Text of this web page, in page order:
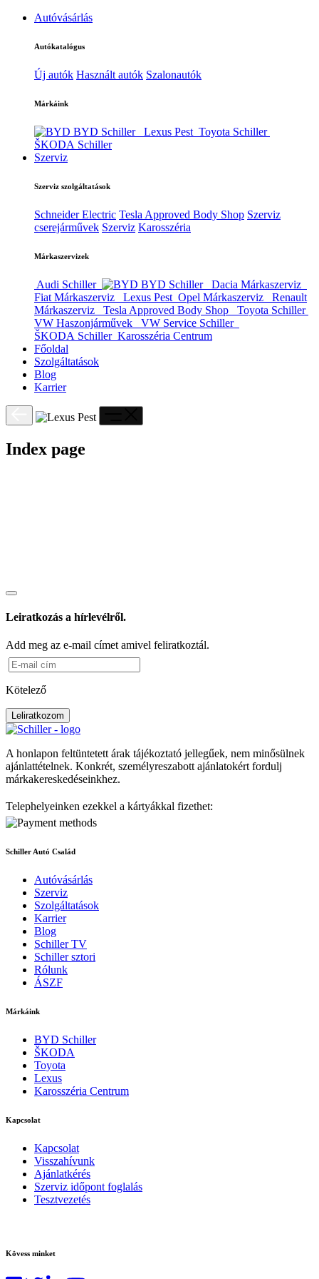
Autóvásárlás
Autókatalógus
Új autók Használt autók Szalonautók
Márkáink
BYD Schiller Lexus Pest Toyota Schiller
ŠKODA Schiller
Szerviz
Szerviz szolgáltatások
Schneider Electric Tesla Approved Body Shop Szerviz
cserejárművek Szerviz Karosszéria
Márkaszervizek
Audi Schiller BYD Schiller
Dacia Márkaszerviz
Fiat Márkaszerviz
Lexus Pest Opel Márkaszerviz
Renault
Márkaszerviz
Tesla Approved Body Shop
Toyota Schiller
VW Haszonjárművek
VW Service Schiller
ŠKODA Schiller Karosszéria Centrum
Főoldal
Szolgáltatások
Blog
Karrier
Index page
Leiratkozás a hírlevélről.
Add meg az e-mail címet amivel feliratkoztál.
Kötelező
Leliratkozom
A honlapon feltüntetett árak tájékoztató jellegűek, nem minősülnek
ajánlattételnek. Konkrét, személyreszabott ajánlatokért fordulj
márkakereskedéseinkhez.
Telephelyeinken ezekkel a kártyákkal fizethet:
Schiller Autó Család
Autóvásárlás
Szerviz
Szolgáltatások
Karrier
Blog
Schiller TV
Schiller sztori
Rólunk
ÁSZF
Márkáink
BYD Schiller
ŠKODA
Toyota
Lexus
Karosszéria Centrum
Kapcsolat
Kapcsolat
Visszahívunk
Ajánlatkérés
Szerviz időpont foglalás
Tesztvezetés
Kövess minket